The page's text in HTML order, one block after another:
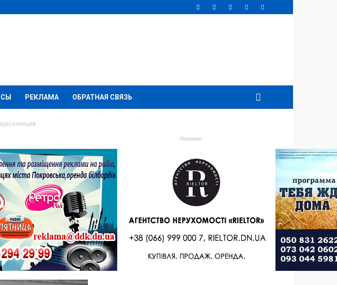
РЕКЛАМА ОБРАТНАЯ СВЯЗЬ
- Реклама -